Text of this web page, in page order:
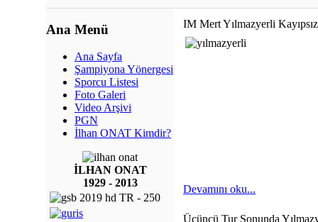
Ana Menü
Ana Sayfa
Şampiyona Yönergesi
Sporcu Listesi
Foto Galeri
Video Arşivi
PGN
İlhan ONAT Kimdir?
İLHAN ONAT
1929 - 2013
IM Mert Yılmazyerli
Devamını oku...
Üçüncü Tur Sonunda